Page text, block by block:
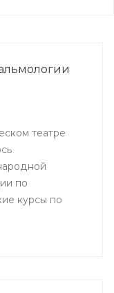
театре
по
курсы по